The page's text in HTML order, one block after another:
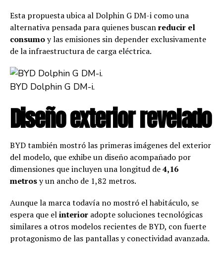
Esta propuesta ubica al Dolphin G DM-i como una
alternativa pensada para quienes buscanreducir el
consumoy las emisiones sin depender exclusivamente
de la infraestructura de carga eléctrica.
BYD Dolphin G DM-i.
Diseño exterior revelado
BYD también mostró las primeras imágenes del exterior
del modelo, que exhibe un diseño acompañado por
dimensiones que incluyen una longitud de4,16
metrosy un ancho de 1,82 metros.
Aunque la marca todavía no mostró el habitáculo, se
espera que elinterior adopte soluciones tecnológicas
similares a otros modelos recientes de BYD, con fuerte
protagonismo de las pantallas y conectividad avanzada.